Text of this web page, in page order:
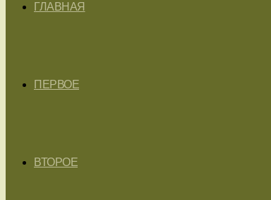
ГЛАВНАЯ
ПЕРВОЕ
ВТОРОЕ